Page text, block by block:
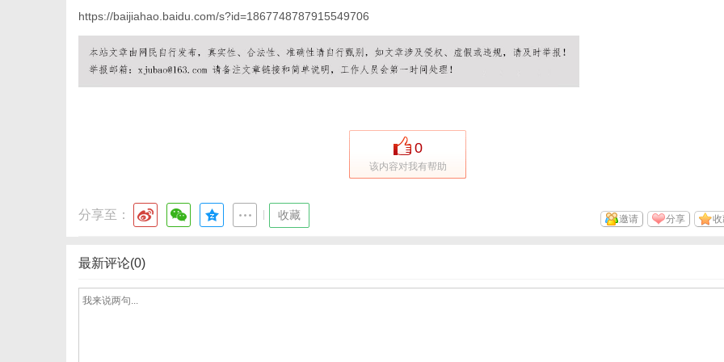
https://baijiahao.baidu.com/s?id=1867748787915549706
0
该内容对我有帮助
分享至： 收藏 分享
邀请
最新评论(0)